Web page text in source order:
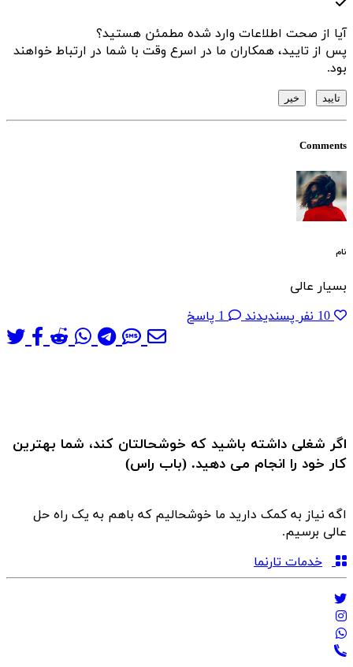
آیا از صحت اطلاعات وارد شده مطمئن هستید؟
پس از تایید، همکاران ما در اسرع وقت با شما در ارتباط خواهند
بود.
تایید خیر
Comments
نام
بسیار عالی
10 نفر پسندیدند
1 پاسخ
اگر شغلی داشته باشید که خوشحالتان کند، شما بهترین
کار خود را انجام می دهید. (باب راس)
اگه نیاز به کمک دارید ما خوشحالیم که باهم به یک راه حل
عالی برسیم.
خدمات تارنما